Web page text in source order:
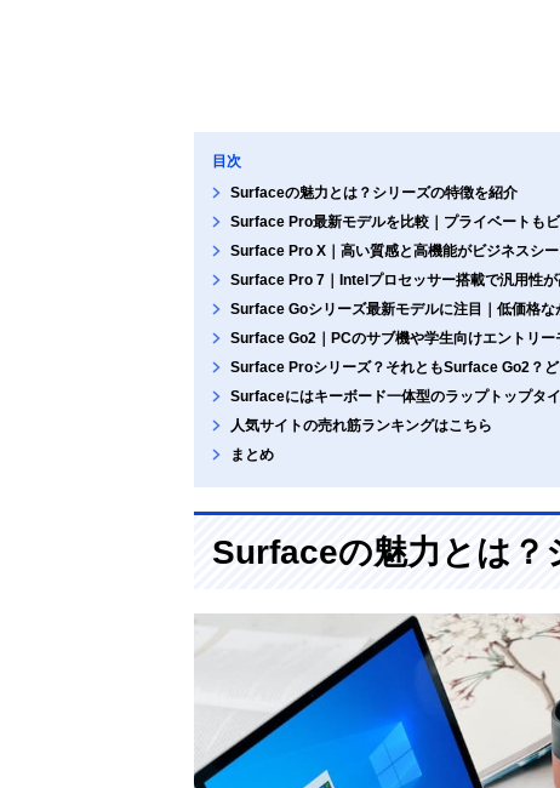
目次
Surfaceの魅力とは？シリーズの特徴を紹介
Surface Pro最新モデルを比較｜プライベートも
Surface Pro X｜高い質感と高機能がビジネスシ
Surface Pro 7｜Intelプロセッサー搭載で汎用性
Surface Goシリーズ最新モデルに注目｜低価格な
Surface Go2｜PCのサブ機や学生向けエントリー
Surface Proシリーズ？それともSurface Go2？
Surfaceにはキーボード一体型のラップトップタ
人気サイトの売れ筋ランキングはこちら
まとめ
Surfaceの魅力とは？